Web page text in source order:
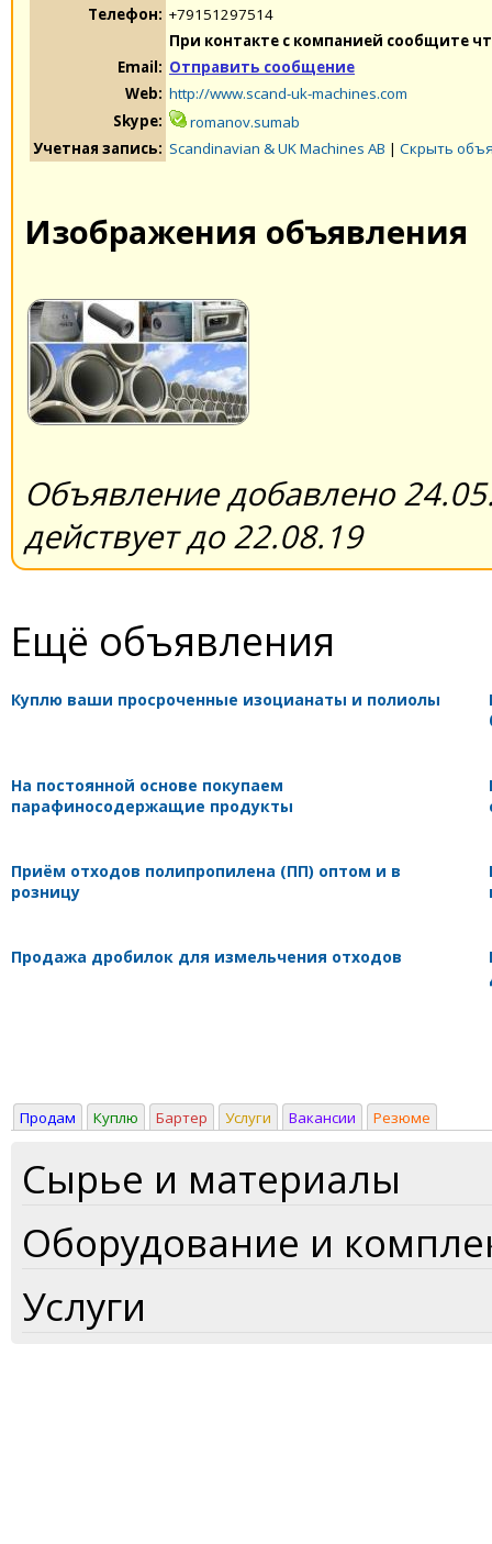
Телефон: +79151297514
При контакте с компанией сообщите
Email: Отправить сообщение
Web: http://www.scand-uk-machines.com
Skype:
romanov.sumab
Учетная запись: Scandinavian & UK Machines AB | Скрыть
Изображения объявления
Объявление добавлено
действует до 22.08.19
Ещё объявления
Куплю ваши просроченные изоцианаты и полиолы
На постоянной основе покупаем
парафиносодержащие продукты
Приём отходов полипропилена (ПП) оптом и в
розницу
Продажа дробилок для измельчения отходов
Продам Куплю Бартер Услуги Вакансии Резюме
Сырье и материалы
Оборудование и
Услуги